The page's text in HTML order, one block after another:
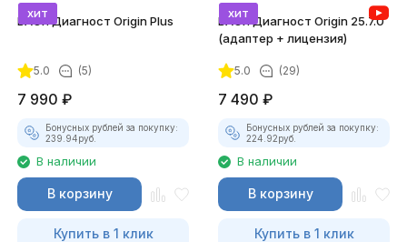
хит
ВАСЯ Диагност Origin Plus
5.0 (5)
7 990 ₽
Бонусных рублей за покупку:
239.94руб.
В наличии
В корзину
Купить в 1 клик
хит
ВАСЯ Диагност Origin 25.7.0
(адаптер + лицензия)
5.0 (29)
7 490 ₽
Бонусных рублей за покупку:
224.92руб.
В наличии
В корзину
Купить в 1 клик